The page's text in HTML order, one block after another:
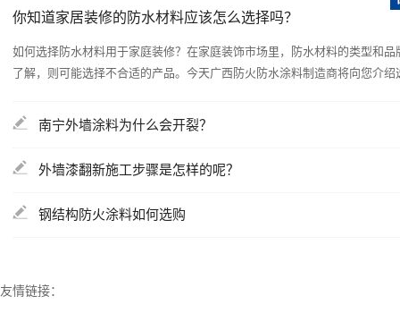
你知道家居装修的防水材料应该怎么选择吗？
如何选择防水材料用于家庭装修？在家庭装饰市场里，防水材料的类型和品
了解，则可能选择不合适的产品。今天广西防火防水涂料制造商将向您介绍
南宁外墙涂料为什么会开裂？
外墙漆翻新施工步骤是怎样的呢？
钢结构防火涂料如何选购
友情链接：